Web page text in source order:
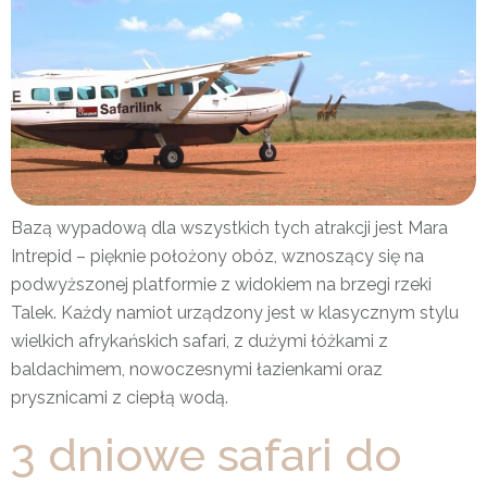
Bazą wypadową dla wszystkich tych atrakcji jest Mara
Intrepid – pięknie położony obóz, wznoszący się na
podwyższonej platformie z widokiem na brzegi rzeki
Talek. Każdy namiot urządzony jest w klasycznym stylu
wielkich afrykańskich safari, z dużymi łóżkami z
baldachimem, nowoczesnymi łazienkami oraz
prysznicami z ciepłą wodą.
3 dniowe safari do